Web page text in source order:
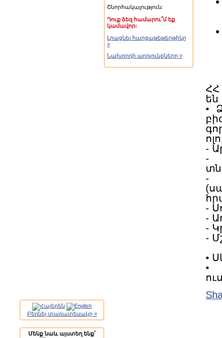
Շնորհակալություն:
Դուք ձեզ համարու՞մ եք
կամավոր:
Լրացնել հարցաթեթերթիկը
»
Նախորդի արդյունքները »
ՀՀ
են
•
-
-
-
-
-
-
-
•
•
Բեռնել տառատեսակը »
Մենք նաև այստեղ ենք`